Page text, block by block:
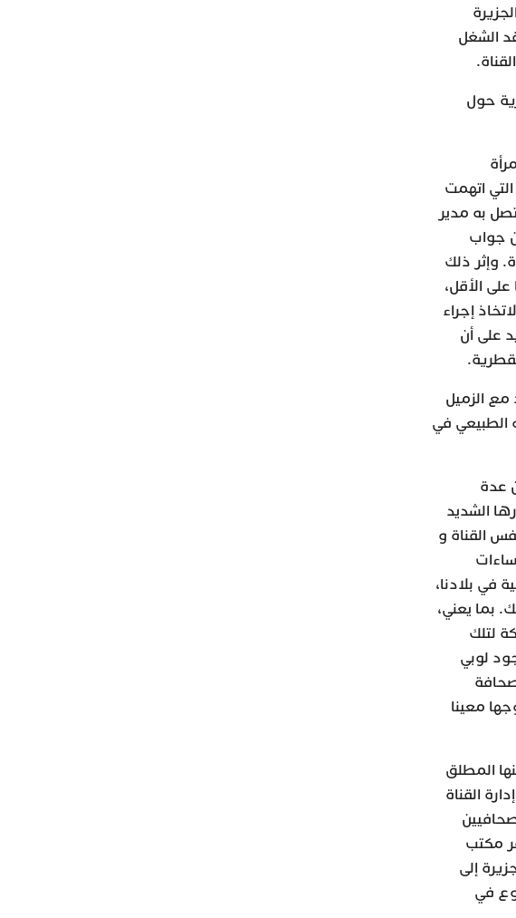
الجزيرة
الشغل
حول
اتهمت
به مدير
جواب
وإثر ذلك
الأقل،
إجراء
على أن
مع الزميل
الطبيعي في
عدة
الشديد
القناة و
في بلادنا،
بما يعني،
لتلك
لوبي
معينا
المطلق
القناة
مكتب
إلى
في